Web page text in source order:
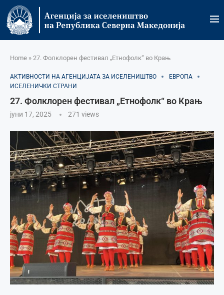
Home » 27. Фолклорен фестивал „Етнофолк“ во Крањ
АКТИВНОСТИ НА АГЕНЦИЈАТА ЗА ИСЕЛЕНИШТВО
ЕВРОПА
ИСЕЛЕНИЧКИ СТРАНИ
27. Фолклорен фестивал „Етнофолк“ во Крањ
јуни 17, 2025 271 views